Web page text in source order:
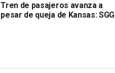
Tren de pasajeros avanza a
pesar de queja de Kansas: SGG